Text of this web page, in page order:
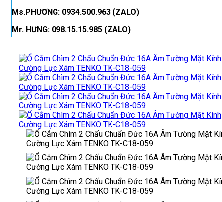
Ms.PHƯƠNG: 0934.500.963 (ZALO)
Mr. HƯNG: 098.15.15.985 (ZALO)